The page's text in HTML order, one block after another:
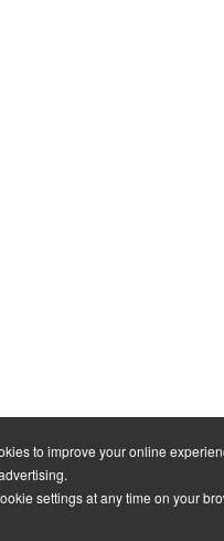
to improve your online
settings at any time on your